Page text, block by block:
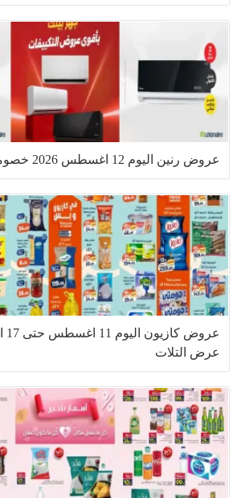
عروض رنين اليوم 12 اغسطس 2026 خصومات التكييفات
عرض التلات